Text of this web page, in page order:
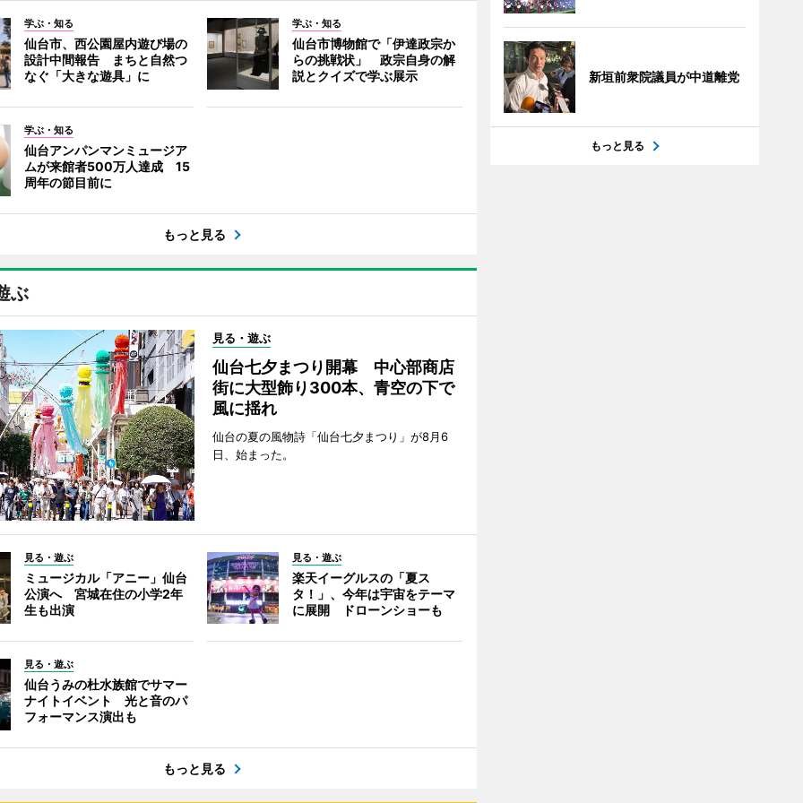
学ぶ・知る
仙台市、西公園屋内遊び場の
設計中間報告 まちと自然つ
なぐ「大きな遊具」に
学ぶ・知る
仙台市博物館で「伊達政宗か
らの挑戦状」 政宗自身の解
説とクイズで学ぶ展示
学ぶ・知る
仙台アンパンマンミュージア
ムが来館者500万人達成 15
周年の節目前に
もっと見る
ぶ
見る・遊ぶ
仙台七夕まつり開幕 中心部商店
街に大型飾り300本、青空の下で
風に揺れ
仙台の夏の風物詩「仙台七夕まつり」が8月6
日、始まった。
見る・遊ぶ
ミュージカル「アニー」仙台
公演へ 宮城在住の小学2年
生も出演
見る・遊ぶ
楽天イーグルスの「夏ス
タ！」、今年は宇宙をテーマ
に展開 ドローンショーも
見る・遊ぶ
仙台うみの杜水族館でサマー
ナイトイベント 光と音のパ
フォーマンス演出も
もっと見る
新垣前衆院議員が中道離党
もっと見る